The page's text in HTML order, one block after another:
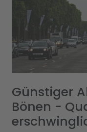
Günstiger
Bönen -